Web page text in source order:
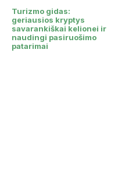
Turizmo gidas:
geriausios kryptys
savarankiškai kelionei ir
naudingi pasiruošimo
patarimai